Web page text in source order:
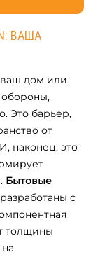
ВАША
ваш дом или
обороны,
Это барьер,
от
наконец, это
Бытовые
разработаны с
толщины